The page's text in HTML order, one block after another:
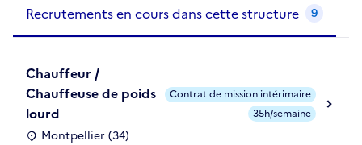
Recrutements en cours dans cette structure 9
Chauffeur /
Chauffeuse de poids
lourd
Montpellier (34)
Contrat de mission intérimaire
35h/semaine